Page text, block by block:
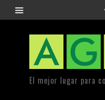
El mejor lugar para